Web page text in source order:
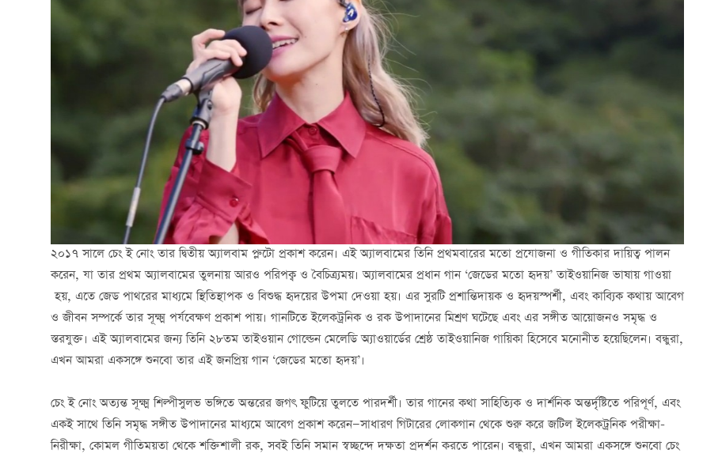
২০১৭ সালে চেং ই নোং তার দ্বিতীয় অ্যালবাম প্লুটো প্রকাশ করেন। এই অ্যালবামের তিনি প্রথমবারের মতো প্রযোজনা ও গীতিকার দায়িত্ব পালন
করেন, যা তার প্রথম অ্যালবামের তুলনায় আরও পরিপক্ব ও বৈচিত্র্যময়। অ্যালবামের প্রধান গান ‘জেডের মতো হৃদয়’ তাইওয়ানিজ ভাষায় গাওয়া
হয়, এতে জেড পাথরের মাধ্যমে স্থিতিস্থাপক ও বিশুদ্ধ হৃদয়ের উপমা দেওয়া হয়। এর সুরটি প্রশান্তিদায়ক ও হৃদয়স্পর্শী, এবং কাব্যিক কথায় আবেগ
ও জীবন সম্পর্কে তার সূক্ষ্ম পর্যবেক্ষণ প্রকাশ পায়। গানটিতে ইলেকট্রনিক ও রক উপাদানের মিশ্রণ ঘটেছে এবং এর সঙ্গীত আয়োজনও সমৃদ্ধ ও
স্তরযুক্ত। এই অ্যালবামের জন্য তিনি ২৮তম তাইওয়ান গোল্ডেন মেলেডি অ্যাওয়ার্ডের শ্রেষ্ঠ তাইওয়ানিজ গায়িকা হিসেবে মনোনীত হয়েছিলেন। বন্ধুরা,
এখন আমরা একসঙ্গে শুনবো তার এই জনপ্রিয় গান ‘জেডের মতো হৃদয়’।
চেং ই নোং অত্যন্ত সূক্ষ্ম শিল্পীসুলভ ভঙ্গিতে অন্তরের জগৎ ফুটিয়ে তুলতে পারদর্শী। তার গানের কথা সাহিত্যিক ও দার্শনিক অন্তর্দৃষ্টিতে পরিপূর্ণ, এবং
একই সাথে তিনি সমৃদ্ধ সঙ্গীত উপাদানের মাধ্যমে আবেগ প্রকাশ করেন—সাধারণ গিটারের লোকগান থেকে শুরু করে জটিল ইলেকট্রনিক পরীক্ষা-
নিরীক্ষা, কোমল গীতিময়তা থেকে শক্তিশালী রক, সবই তিনি সমান স্বচ্ছন্দে দক্ষতা প্রদর্শন করতে পারেন। বন্ধুরা, এখন আমরা একসঙ্গে শুনবো চেং